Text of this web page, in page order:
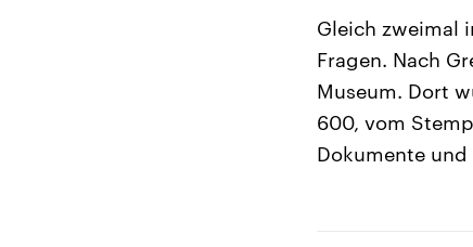
Gleich zweimal
Fragen. Nach
Museum. Dort
600, vom
Dokumente